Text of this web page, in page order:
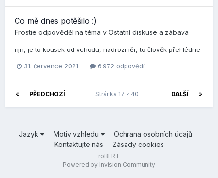
Co mě dnes potěšilo :)
Frostie odpověděl na téma v Ostatní diskuse a zábava
njn, je to kousek od vchodu, nadrozměr, to člověk přehlédne
31. července 2021 6 972 odpovědí
PŘEDCHOZÍ DALŠÍ
Stránka 17 z 40
Jazyk Motiv vzhledu
Ochrana osobních údajů
Kontaktujte nás
Zásady cookies
roBERT
Powered by Invision Community